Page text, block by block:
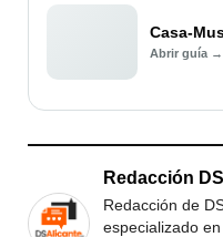
Casa-
Abrir guía →
Redacción
Redacción de
especializado